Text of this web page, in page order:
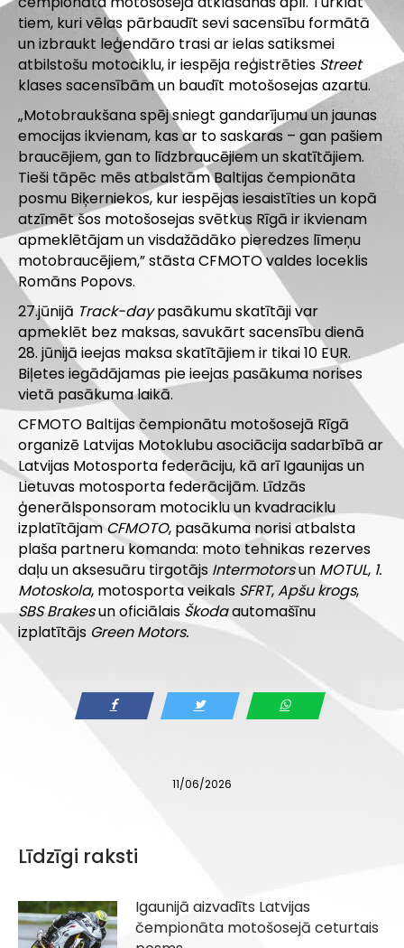
tiem, kuri vēlas pārbaudīt sevi sacensību formātā
un izbraukt leģendāro trasi ar ielas satiksmei
atbilstošu motociklu, ir iespēja reģistrēties Street
klases sacensībām un baudīt motošosejas azartu.
„Motobraukšana spēj sniegt gandarījumu un jaunas
emocijas ikvienam, kas ar to saskaras – gan pašiem
braucējiem, gan to līdzbraucējiem un skatītājiem.
Tieši tāpēc mēs atbalstām Baltijas čempionāta
posmu Biķerniekos, kur iespējas iesaistīties un kopā
atzīmēt šos motošosejas svētkus Rīgā ir ikvienam
apmeklētājam un visdažādāko pieredzes līmeņu
motobraucējiem,” stāsta CFMOTO valdes loceklis
Romāns Popovs.
27.jūnijā Track-daypasākumu skatītāji var
apmeklēt bez maksas, savukārt sacensību dienā
28. jūnijā ieejas maksa skatītājiem ir tikai 10 EUR.
Biļetes iegādājamas pie ieejas pasākuma norises
vietā pasākuma laikā.
CFMOTO Baltijas čempionātu motošosejā Rīgā
organizē Latvijas Motoklubu asociācija sadarbībā ar
Latvijas Motosporta federāciju, kā arī Igaunijas un
Lietuvas motosporta federācijām. Līdzās
ģenerālsponsoram motociklu un kvadraciklu
izplatītājamCFMOTO, pasākuma norisi atbalsta
plaša partneru komanda: moto tehnikas rezerves
daļu un aksesuāru tirgotājs Intermotorsun MOTUL, 1.
Motoskola, motosporta veikals SFRT,Apšu krogs,
SBS Brakesun oficiālais Škodaautomašīnu
izplatītājs Green Motors.
11/06/2026
Līdzīgi raksti
Igaunijā aizvadīts Latvijas
čempionāta motošosejā ceturtais